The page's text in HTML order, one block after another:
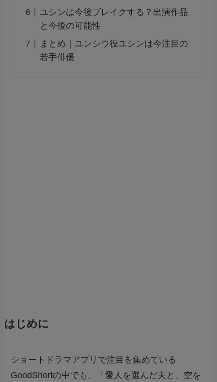
ユシンは今後ブレイクする？出演作品
と今後の可能性
まとめ｜ユンシウ役ユシンは今注目の
若手俳優
はじめに
ショートドラマアプリで注目を集めている
GoodShortの中でも、「愛人を選んだ夫と、空を